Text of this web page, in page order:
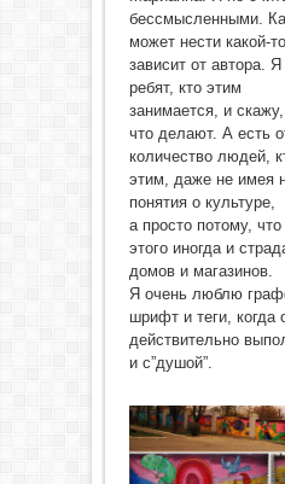
бессмысленными.
может нести какой-
зависит от автора.
ребят, кто этим
занимается, и
что делают. А есть
количество людей,
этим, даже не имея
понятия о культуре,
а просто потому,
этого иногда и
домов и магазинов.
Я очень люблю
шрифт и теги, когда
действительно
и с”душой”.